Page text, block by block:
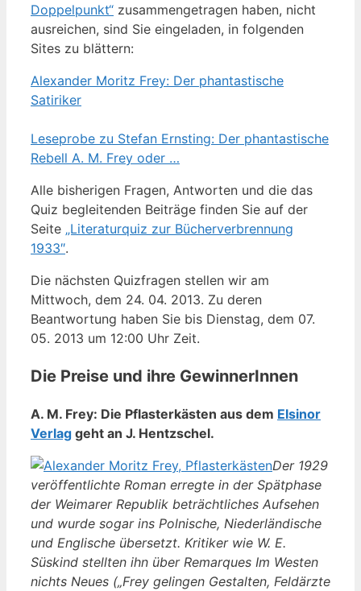
Doppelpunkt“ zusammengetragen haben, nicht
ausreichen, sind Sie eingeladen, in folgenden
Sites zu blättern:
Alexander Moritz Frey: Der phantastische
Satiriker
Leseprobe zu Stefan Ernsting: Der phantastische
Rebell A. M. Frey oder …
Alle bisherigen Fragen, Antworten und die das
Quiz begleitenden Beiträge finden Sie auf der
Seite „Literaturquiz zur Bücherverbrennung
1933″.
Die nächsten Quizfragen stellen wir am
Mittwoch, dem 24. 04. 2013. Zu deren
Beantwortung haben Sie bis Dienstag, dem 07.
05. 2013 um 12:00 Uhr Zeit.
Die Preise und ihre GewinnerInnen
A. M. Frey: Die Pflasterkästen aus dem Elsinor
Verlag geht an J. Hentzschel.
Der 1929
veröffentlichte Roman erregte in der Spätphase
der Weimarer Republik beträchtliches Aufsehen
und wurde sogar ins Polnische, Niederländische
und Englische übersetzt. Kritiker wie W. E.
Süskind stellten ihn über Remarques Im Westen
nichts Neues („Frey gelingen Gestalten, Feldärzte